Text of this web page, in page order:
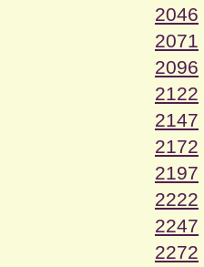
2046
2071
2096
2122
2147
2172
2197
2222
2247
2272